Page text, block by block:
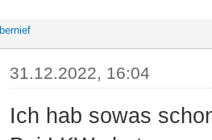
bernief
31.12.2022, 16:04
Ich hab sowas